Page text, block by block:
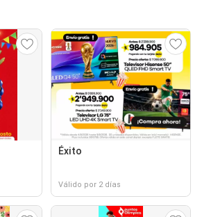
Éxito
Válido por 2 días